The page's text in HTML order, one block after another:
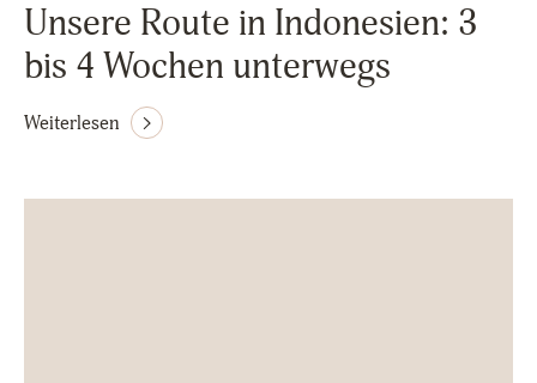
Unsere Route in Indonesien: 3
bis 4 Wochen unterwegs
Weiterlesen